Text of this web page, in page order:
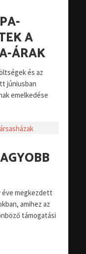
A
ÁRAK
és az
júniusban
emelkedése
éve megkezdett
amihez az
támogatási